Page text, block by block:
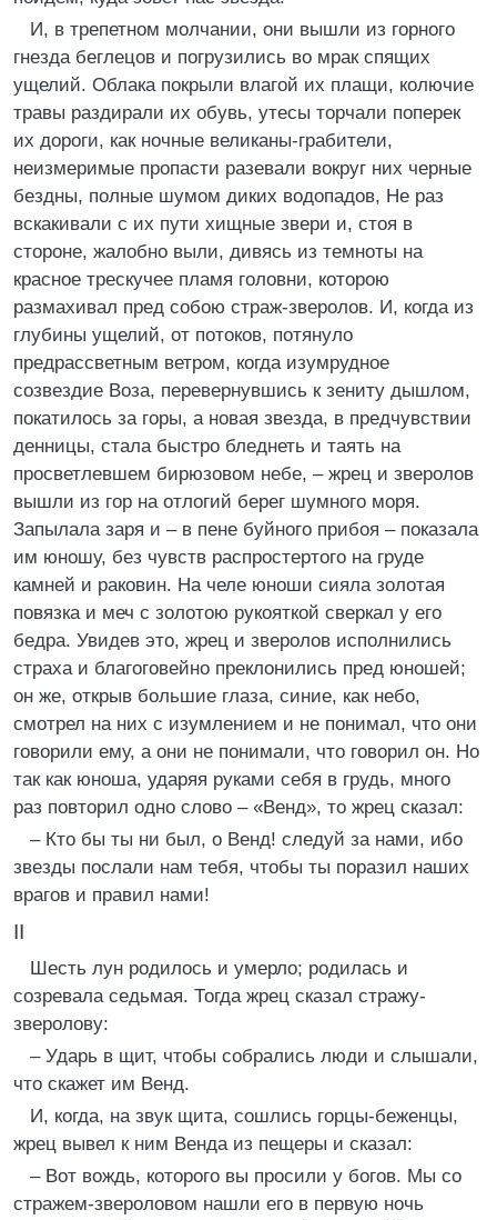
И, в трепетном молчании, они вышли из горного
гнезда беглецов и погрузились во мрак спящих
ущелий. Облака покрыли влагой их плащи, колючие
травы раздирали их обувь, утесы торчали поперек
их дороги, как ночные великаны-грабители,
неизмеримые пропасти разевали вокруг них черные
бездны, полные шумом диких водопадов, Не раз
вскакивали с их пути хищные звери и, стоя в
стороне, жалобно выли, дивясь из темноты на
красное трескучее пламя головни, которою
размахивал пред собою страж-зверолов. И, когда из
глубины ущелий, от потоков, потянуло
предрассветным ветром, когда изумрудное
созвездие Воза, перевернувшись к зениту дышлом,
покатилось за горы, а новая звезда, в предчувствии
денницы, стала быстро бледнеть и таять на
просветлевшем бирюзовом небе, – жрец и зверолов
вышли из гор на отлогий берег шумного моря.
Запылала заря и – в пене буйного прибоя – показала
им юношу, без чувств распростертого на груде
камней и раковин. На челе юноши сияла золотая
повязка и меч с золотою рукояткой сверкал у его
бедра. Увидев это, жрец и зверолов исполнились
страха и благоговейно преклонились пред юношей;
он же, открыв большие глаза, синие, как небо,
смотрел на них с изумлением и не понимал, что они
говорили ему, а они не понимали, что говорил он. Но
так как юноша, ударяя руками себя в грудь, много
раз повторил одно слово – «Венд», то жрец сказал:
– Кто бы ты ни был, о Венд! следуй за нами, ибо
звезды послали нам тебя, чтобы ты поразил наших
врагов и правил нами!
II
Шесть лун родилось и умерло; родилась и
созревала седьмая. Тогда жрец сказал стражу-
зверолову:
– Ударь в щит, чтобы собрались люди и слышали,
что скажет им Венд.
И, когда, на звук щита, сошлись горцы-беженцы,
жрец вывел к ним Венда из пещеры и сказал:
– Вот вождь, которого вы просили у богов. Мы со
стражем-звероловом нашли его в первую ночь